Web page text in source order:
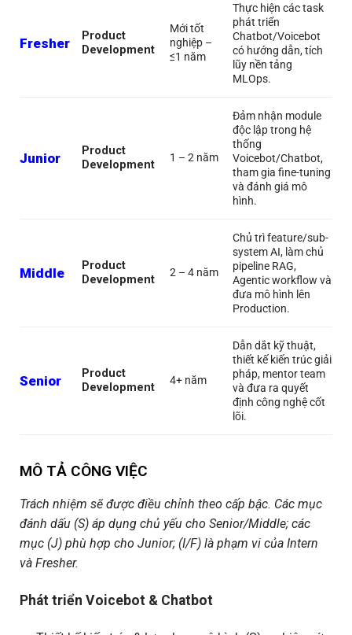
Fresher
Product
Development
Mới tốt
nghiệp –
≤1 năm
Thực hiện các task
phát triển
Chatbot/Voicebot
có hướng dẫn, tích
lũy nền tảng
MLOps.
Junior
Product
Development
1 – 2 năm
Đảm nhận module
độc lập trong hệ
thống
Voicebot/Chatbot,
tham gia fine-tuning
và đánh giá mô
hình.
Middle
Product
Development
2 – 4 năm
Chủ trì feature/sub-
system AI, làm chủ
pipeline RAG,
Agentic workflow và
đưa mô hình lên
Production.
Senior
Product
Development
4+ năm
Dẫn dắt kỹ thuật,
thiết kế kiến trúc giải
pháp, mentor team
và đưa ra quyết
định công nghệ cốt
lõi.
MÔ TẢ CÔNG VIỆC
Trách nhiệm sẽ được điều chỉnh theo cấp bậc. Các mục
đánh dấu (S) áp dụng chủ yếu cho Senior/Middle; các
mục (J) phù hợp cho Junior; (I/F) là phạm vi của Intern
và Fresher.
Phát triển Voicebot & Chatbot